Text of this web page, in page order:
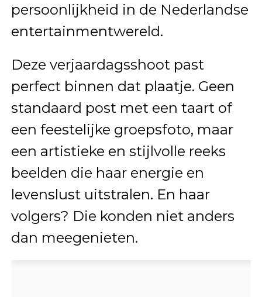
persoonlijkheid in de Nederlandse
entertainmentwereld.
Deze verjaardagsshoot past
perfect binnen dat plaatje. Geen
standaard post met een taart of
een feestelijke groepsfoto, maar
een artistieke en stijlvolle reeks
beelden die haar energie en
levenslust uitstralen. En haar
volgers? Die konden niet anders
dan meegenieten.